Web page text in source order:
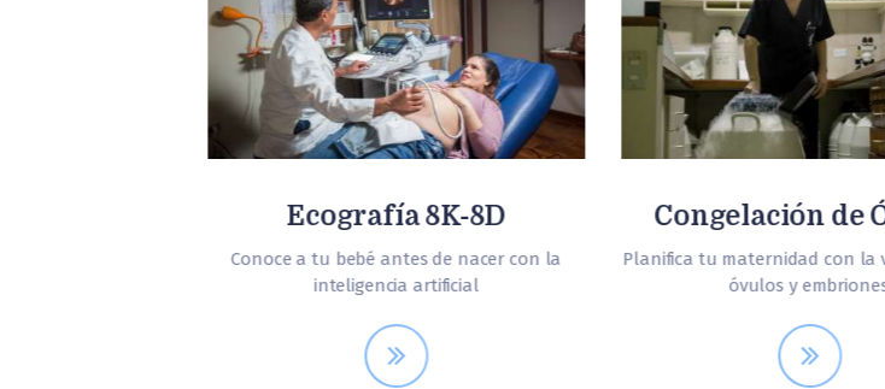
Ecografía 8K-8D
Conoce a tu bebé antes de nacer con la
inteligencia artificial
Congelación de
Planifica tu maternidad con la
óvulos y